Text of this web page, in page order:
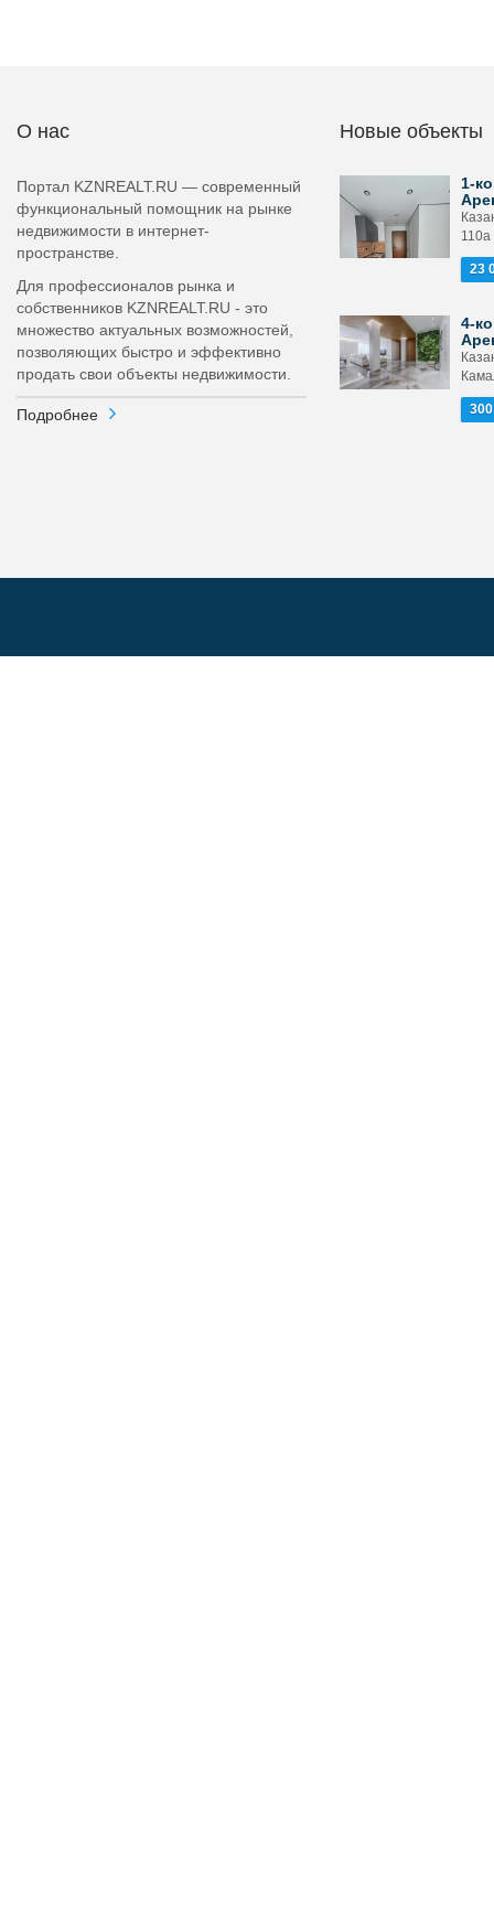
О нас
Портал KZNREALT.RU — современный
функциональный помощник на рынке
недвижимости в интернет-
пространстве.
Для профессионалов рынка и
собственников KZNREALT.RU - это
множество актуальных возможностей,
позволяющих быстро и эффективно
продать свои объекты недвижимости.
Подробнее
Новые объекты
1-
110а
23
4-